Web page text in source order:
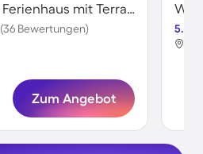
Voll ausgestattetes Ferienhaus mit Terrasse und Grill | Seeblick
(36 Bewertungen)
Zum Angebot
5.0